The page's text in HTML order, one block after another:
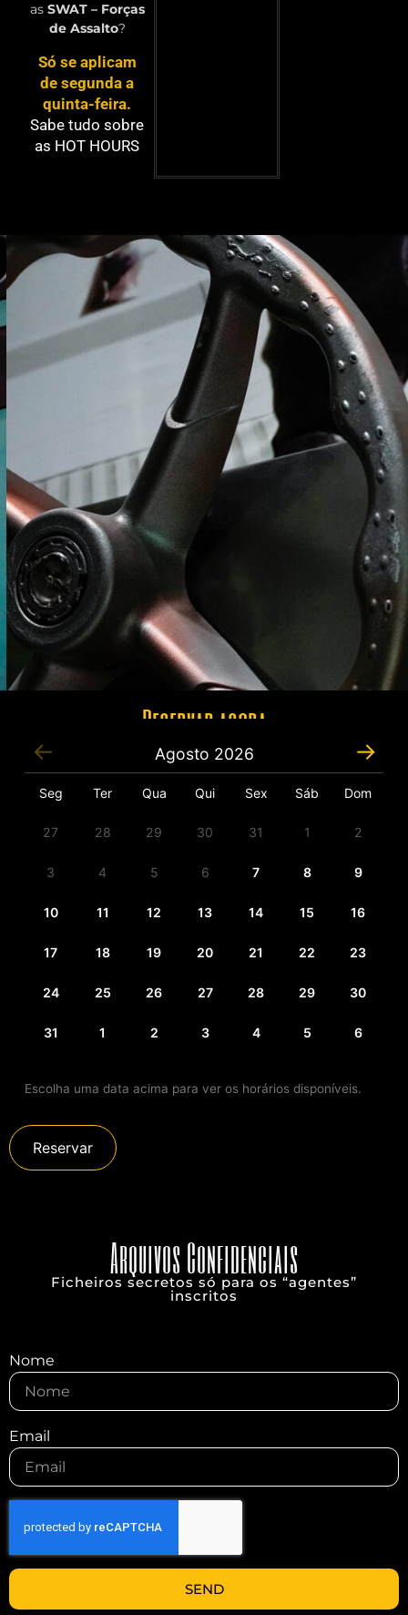
as SWAT – Forças
de Assalto?
Só se aplicam
de segunda a
quinta-feira.
Sabe tudo sobre
as HOT HOURS
Reservar agora
Agosto 2026
Seg Ter Qua Qui Sex Sáb Dom
27 28 29 30 31 1 2
3 4 5 6 7 8 9
10 11 12 13 14 15 16
17 18 19 20 21 22 23
24 25 26 27 28 29 30
31 1 2 3 4 5 6
Escolha uma data acima para ver os horários disponíveis.
Reservar
Arquivos Confidenciais
Ficheiros secretos só para os “agentes”
inscritos
Nome
Email
SEND